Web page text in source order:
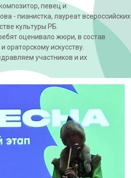
певец и
- пианистка, лауреат всероссийских
культуры РБ.
оценивало жюри, в состав
ораторскому искусству.
участников и их